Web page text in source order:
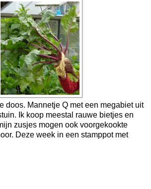
doos. Mannetje Q met een megabiet uit
Ik koop meestal rauwe bietjes en
zusjes mogen ook voorgekookte
Deze week in een stamppot met